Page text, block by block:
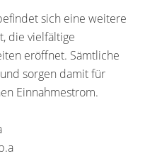
sich eine weitere
die vielfältige
eröffnet. Sämtliche
sorgen damit für
Einnahmestrom.